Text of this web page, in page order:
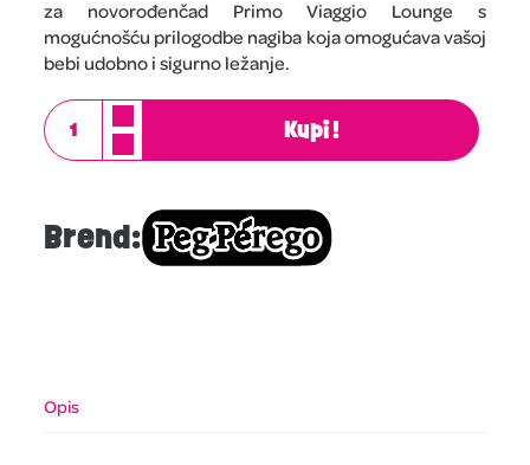
za novorođenčad Primo Viaggio Lounge s
mogućnošću prilogodbe nagiba koja omogućava vašoj
bebi udobno i sigurno ležanje.
Kupi!
Brend:
Opis